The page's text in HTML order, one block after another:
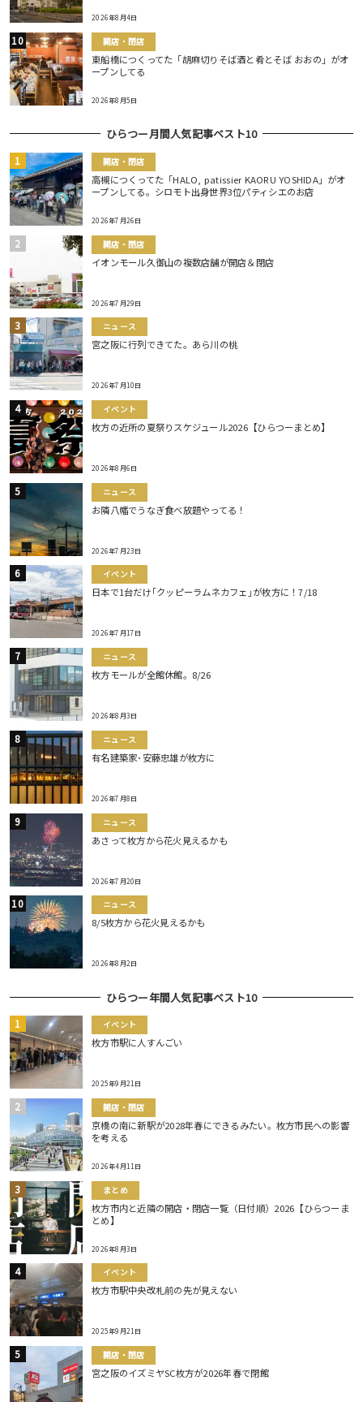
2026年8月4日
開店・閉店
東船橋につくってた「胡麻切りそば酒と肴とそば おおの」がオ
ープンしてる
2026年8月5日
ひらつー月間人気記事ベスト10
開店・閉店
高槻につくってた「HALO, patissier KAORU YOSHIDA」がオ
ープンしてる。シロモト出身世界3位パティシエのお店
2026年7月26日
開店・閉店
イオンモール久御山の複数店舗が開店＆閉店
2026年7月29日
ニュース
宮之阪に行列できてた。あら川の桃
2026年7月10日
イベント
枚方の近所の夏祭りスケジュール2026【ひらつーまとめ】
2026年8月6日
ニュース
お隣八幡でうなぎ食べ放題やってる！
2026年7月23日
イベント
日本で1台だけ｢クッピーラムネカフェ｣が枚方に！7/18
2026年7月17日
ニュース
枚方モールが全館休館。8/26
2026年8月3日
ニュース
有名建築家･安藤忠雄が枚方に
2026年7月8日
ニュース
あさって枚方から花火見えるかも
2026年7月20日
ニュース
8/5枚方から花火見えるかも
2026年8月2日
ひらつー年間人気記事ベスト10
イベント
枚方市駅に人すんごい
2025年9月21日
開店・閉店
京橋の南に新駅が2028年春にできるみたい。枚方市民への影響
を考える
2026年4月11日
まとめ
枚方市内と近隣の開店・閉店一覧（日付順）2026【ひらつーま
とめ】
2026年8月3日
イベント
枚方市駅中央改札前の先が見えない
2025年9月21日
開店・閉店
宮之阪のイズミヤSC枚方が2026年春で閉館